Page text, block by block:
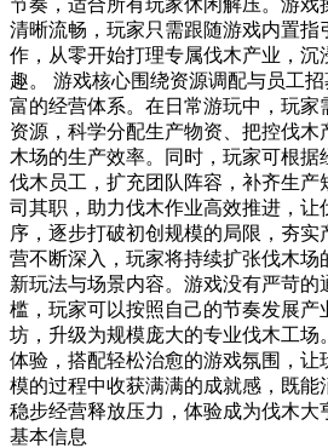
清晰流畅，玩家只需跟随游戏内置指
作，从零开始打理专属伐木产业，沉
趣。 游戏核心围绕资源调配与员工
富的经营体系。在日常游玩中，玩家
资源，科学分配生产物资、把控伐
木场的生产效率。同时，玩家可根
伐木员工，扩充团队阵容，补齐生产
司其职，助力伐木作业高效推进，让
序，逐步打破初创规模的局限，夯实
营不断深入，玩家将持续扩张伐木场
新玩法与场景内容。游戏没有严苛的
槛，玩家可以按照自己的节奏发展产
坊，升级为规模庞大的专业伐木工场
体验，搭配轻松治愈的游戏氛围，让
模的过程中收获满满的成就感，既能
稳步经营释放压力，体验成为伐木大
基本信息